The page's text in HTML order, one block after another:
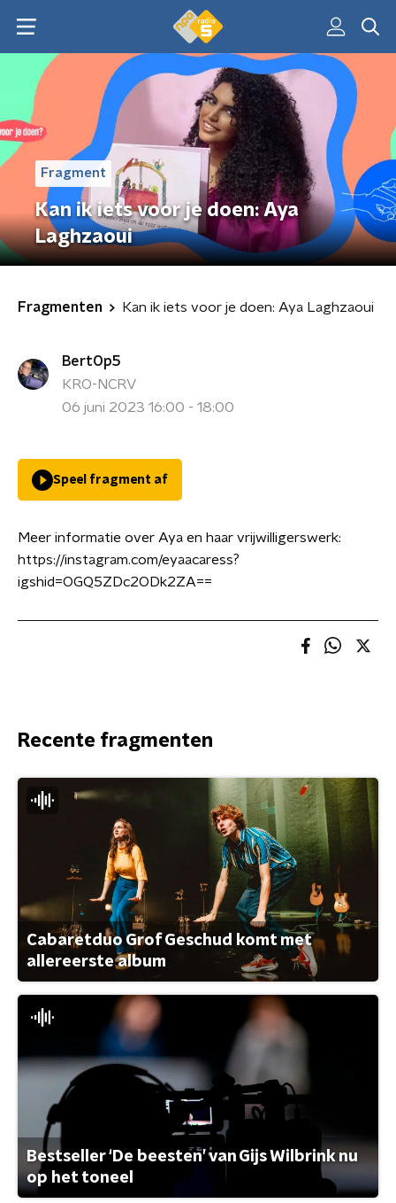
Fragment
Kan ik iets voor je doen: Aya
Laghzaoui
Fragmenten Kan ik iets voor je doen: Aya Laghzaoui
BertOp5
KRO-NCRV
06 juni 2023 16:00 - 18:00
Speel fragment af
Meer informatie over Aya en haar vrijwilligerswerk:
https://instagram.com/eyaacaress?
igshid=OGQ5ZDc2ODk2ZA==
Recente fragmenten
Cabaretduo Grof Geschud komt met
allereerste album
Bestseller ‘De beesten’ van Gijs Wilbrink nu
op het toneel